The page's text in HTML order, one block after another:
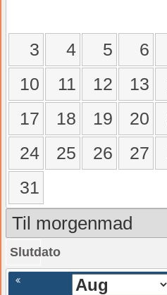
3
4 5 6
10
11 12 13
17
18 19 20
24
25 26 27
31
Slutdato